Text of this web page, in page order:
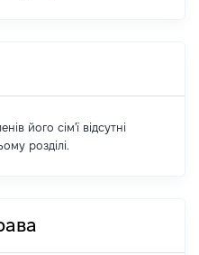
його сім'ї відсутні
розділі.